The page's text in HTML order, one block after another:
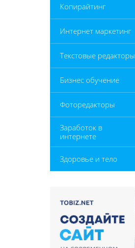
Копирайтинг
Интернет маркетинг
Текстовые редакторы
Бизнес обучение
Фоторедакторы
Заработок в
интернете
Здоровье и тело